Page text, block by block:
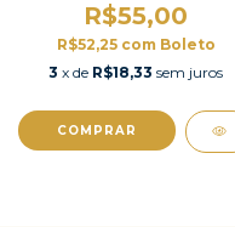
R$55,00
R$52,25 com Boleto
3 x de R$18,33 sem juros
COMPRAR